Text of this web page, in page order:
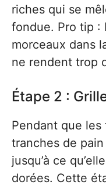
riches qui se
fondue. Pro tip :
morceaux dans
ne rendent trop
Étape 2 :
Pendant que
tranches de
jusqu’à ce
dorées. Cette